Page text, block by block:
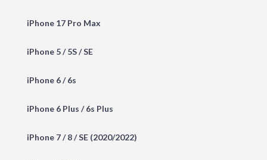
iPhone 17 Pro Max
iPhone 5 / 5S / SE
iPhone 6 / 6s
iPhone 6 Plus / 6s Plus
iPhone 7 / 8 / SE (2020/2022)